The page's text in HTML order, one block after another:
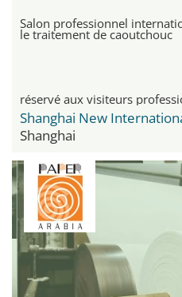
Salon professionnel
le traitement de caoutchouc
réservé aux visiteurs
Shanghai